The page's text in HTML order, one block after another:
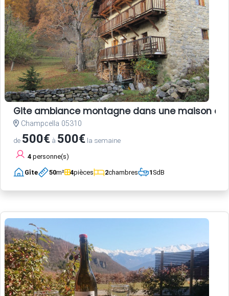
Gite ambiance montagne dans une maison
Champcella 05310
de 500€ à 500€ la semaine
4 personne(s)
Gîte 50m² 4pièces 2chambres 1SdB